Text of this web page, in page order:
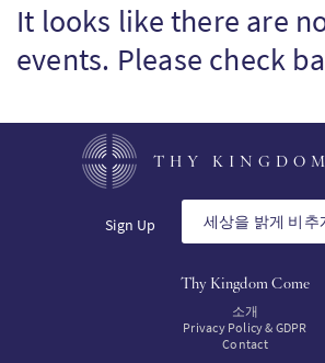
It looks like there are
events. Please check
THY
Sign Up 세상을 밝게 비추
Thy Kingdom Come
소개
Privacy Policy & GDPR
Contact